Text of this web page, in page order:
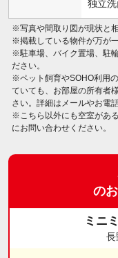
独立
※写真や間取り図が現状と
※掲載している物件が万が
※駐車場、バイク置場、駐
ださい。
※ペット飼育やSOHO利用
ていても、お部屋の所有者
さい。詳細はメールやお電
※こちら以外にも空室があ
にお問い合わせください。
の
ミニ
長